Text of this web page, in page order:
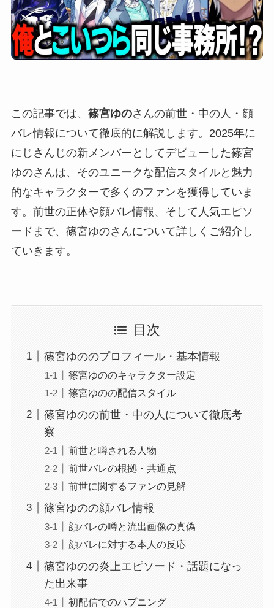
この記事では、 篠宮ゆのさんの前世・中の人・顔
バレ情報について徹底的に解説します。2025年に
にじさんじの新メンバーとしてデビューした篠宮
ゆのさんは、そのユニークな配信スタイルと魅力
的なキャラクターで多くのファンを獲得していま
す。前世の正体や顔バレ情報、そして人気エピソ
ードまで、篠宮ゆのさんについて詳しくご紹介し
ていきます。
目次
篠宮ゆののプロフィール・基本情報
篠宮ゆののキャラクター設定
篠宮ゆのの配信スタイル
篠宮ゆのの前世・中の人について徹底考
察
前世と噂される人物
前世バレの根拠・共通点
前世に関するファンの見解
篠宮ゆのの顔バレ情報
顔バレの噂と流出画像の真偽
顔バレに対する本人の反応
篠宮ゆのの炎上エピソード・話題になっ
た出来事
初配信でのハプニング